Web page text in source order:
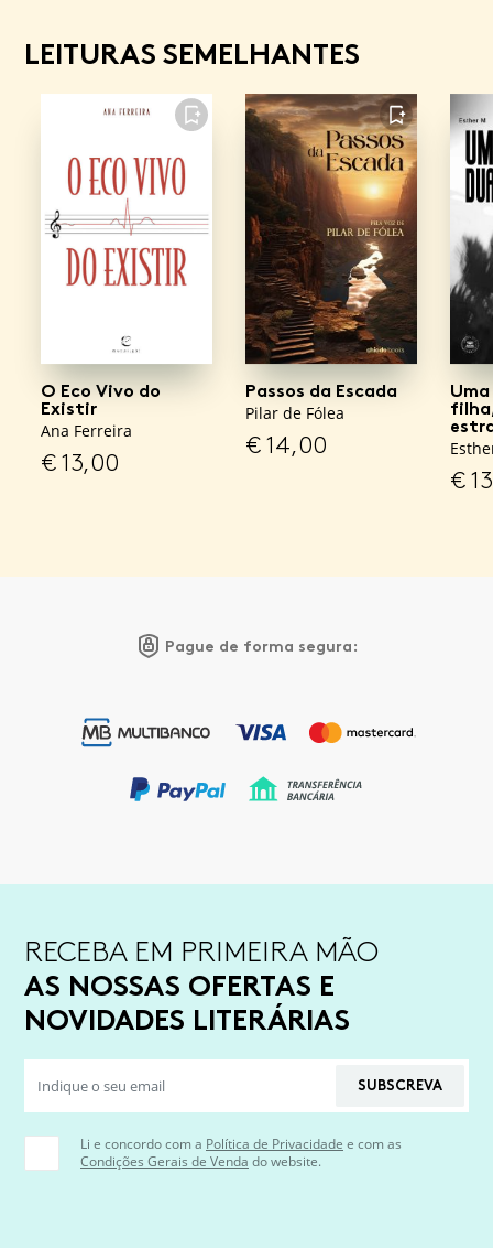
LEITURAS SEMELHANTES
FAVORITO
O Eco Vivo do
Existir
Ana Ferreira
€13,00
FAVORITO
Passos da Escada
Pilar de Fólea
€14,00
€
Pague de forma segura:
RECEBA EM PRIMEIRA MÃO
AS NOSSAS OFERTAS E
NOVIDADES LITERÁRIAS
SUBSCREVA
Li e concordo com a Política de Privacidade e com as
Condições Gerais de Venda do website.